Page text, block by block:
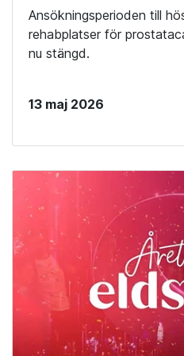
Ansökningsperioden till
rehabplatser för
nu stängd.
13 maj 2026